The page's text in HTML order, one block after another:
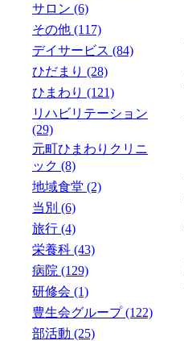
サロン (6)
その他 (117)
デイサービス (84)
ひだまり (28)
ひまわり (121)
リハビリテーション
(29)
元町ひまわりクリニ
ック (8)
地域食堂 (2)
当別 (6)
旅行 (4)
栄養科 (43)
病院 (129)
研修会 (1)
豊生会グループ (122)
部活動 (25)